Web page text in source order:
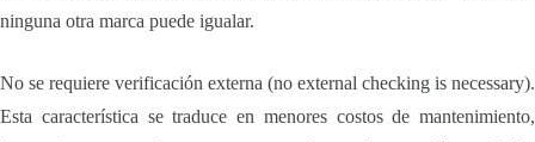
ninguna otra marca puede igualar.
No se requiere verificación externa (no external checking is necessary).
Esta característica se traduce en menores costos de mantenimiento,